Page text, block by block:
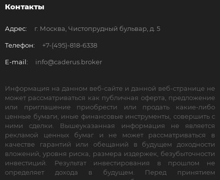
Контакты
Адрес: г. Москва, Чистопрудный бульвар, д. 5
Телефон: +7-(495)-818-6338
E-mail: info@caderus.broker
Информация на данном веб-сайте и данной веб-странице не
может рассматриваться как публичная оферта, предложение
или приглашение приобрести или продать какие-либо
ценные бумаги, иные финансовые инструменты, совершить с
ними сделки. Вышеуказанная информация не является
рекламой ценных бумаг и не может рассматриваться в
качестве гарантий или обещаний в будущем доходности
вложений, уровня риска, размера издержек, безубыточности
инвестиций. Результат инвестирования в прошлом не
определяет дохода в будущем. Перед принятием